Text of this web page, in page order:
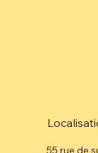
55 rue de